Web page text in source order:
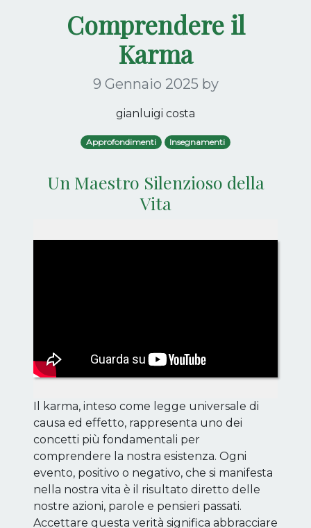
Comprendere il
Karma
9 Gennaio 2025 by
gianluigi costa
Approfondimenti Insegnamenti
Un Maestro Silenzioso della
Vita
Il karma, inteso come legge universale di
causa ed effetto, rappresenta uno dei
concetti più fondamentali per
comprendere la nostra esistenza. Ogni
evento, positivo o negativo, che si manifesta
nella nostra vita è il risultato diretto delle
nostre azioni, parole e pensieri passati.
Accettare questa verità significa abbracciare